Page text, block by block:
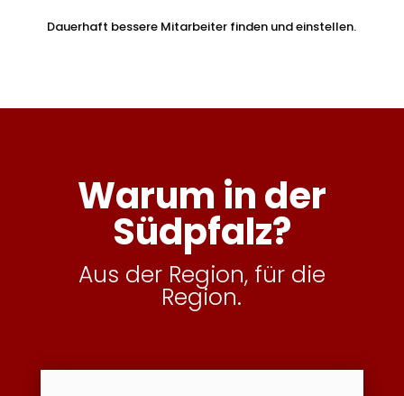
Dauerhaft bessere Mitarbeiter finden und einstellen.
Warum in der
Südpfalz?
Aus der Region, für die
Region.